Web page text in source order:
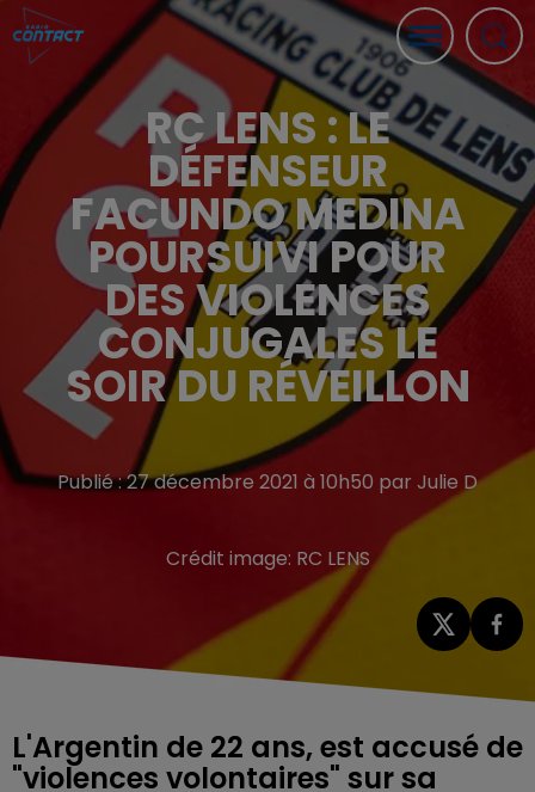
RC LENS : LE
DÉFENSEUR
FACUNDO MEDINA
POURSUIVI POUR
DES VIOLENCES
CONJUGALES LE
SOIR DU RÉVEILLON
Publié : 27 décembre 2021 à 10h50 par Julie D
Crédit image: RC LENS
L'Argentin de 22 ans, est accusé de
"violences volontaires" sur sa